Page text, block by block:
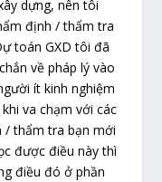
dựng, nên tôi
định / thẩm tra
toán GXD tôi đã
về pháp lý vào
ít kinh nghiệm
va chạm với các
/ thẩm tra bạn mới
được điều này thì
điều đó ở phần